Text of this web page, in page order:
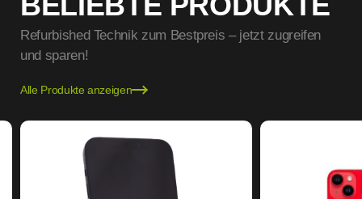
Refurbished Technik zum Bestpreis – jetzt zugreifen
und sparen!
Alle Produkte anzeigen